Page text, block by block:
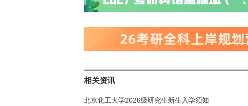
相关资讯
北京化工大学2026级研究生新生入学须知